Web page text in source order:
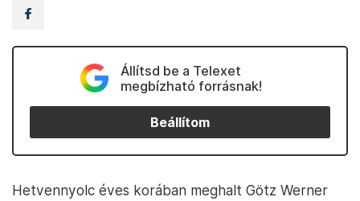
Állítsd be a Telexet
megbízható forrásnak!
Beállítom
Hetvennyolc éves korában meghalt Götz Werner